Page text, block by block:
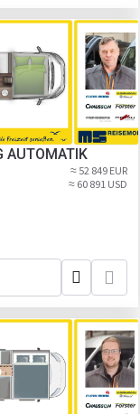
≈ 52 849 EUR
≈ 60 891 USD